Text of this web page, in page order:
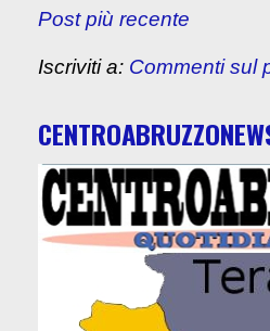
Post più recente
Iscriviti a: Commenti sul